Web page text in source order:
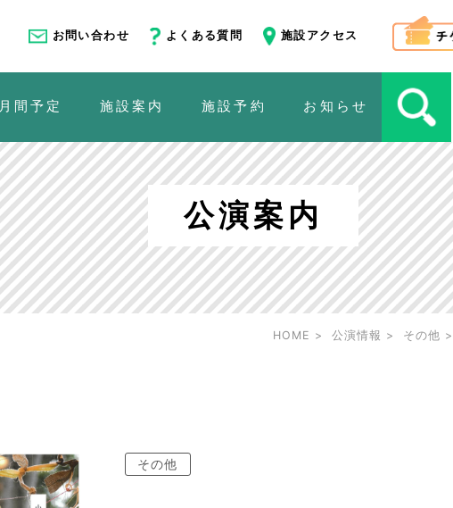
お問い合わせ よくある質問 施設アクセス
月間予定 施設案内 施設予約 お知らせ
公演案内
HOME 公演情報 その他
その他